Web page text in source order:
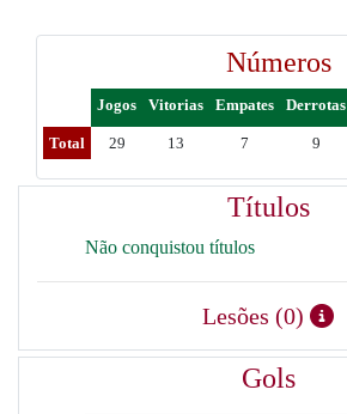
Números
Jogos Vitorias Empates Derrotas
Total 29 13 7 9
Títulos
Não conquistou títulos
Lesões (0)
Gols